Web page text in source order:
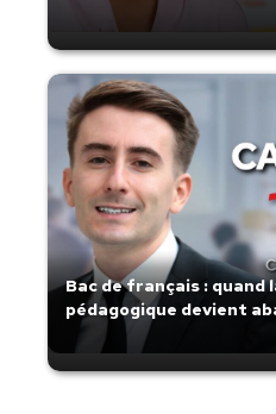
Bac de français : quand
pédagogique devient